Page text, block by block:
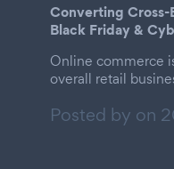
Converting Cross-
Black Friday &
Online commerce
overall retail
Posted by on